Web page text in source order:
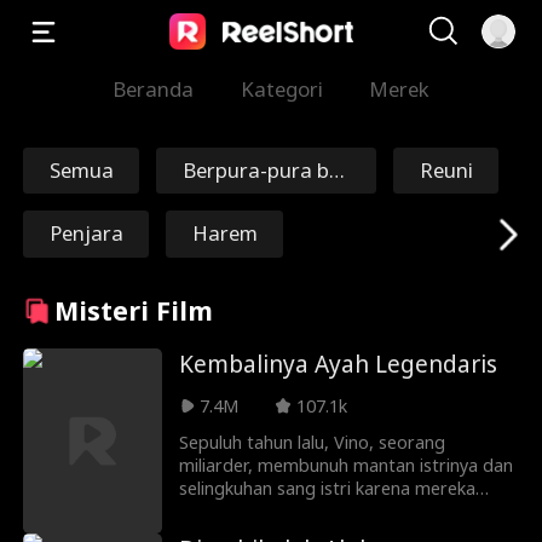
Beranda Kategori Merek
Semua
Berpura-pura bo
doh
Reuni
Penjara Harem
Perjalanan Wakt
u
Marsekal/Jender
al
Musuh Bagi Keka
Reinkarnasi
Misteri Film
Kembalinya Ayah Legendaris
7.4M
107.1k
Sepuluh tahun lalu, Vino, seorang
miliarder, membunuh mantan istrinya dan
selingkuhan sang istri karena mereka
Setelah keluar dari penjara, Vino bertemu